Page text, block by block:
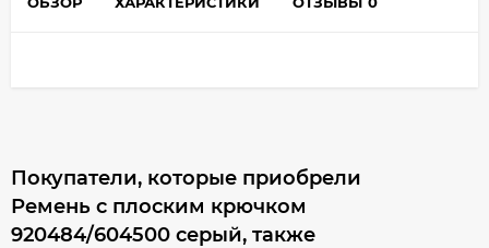
Покупатели, которые приобрели
Ремень с плоским крючком
920484/604500 серый, также